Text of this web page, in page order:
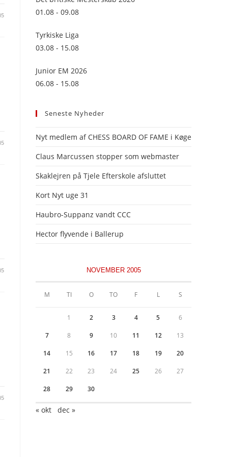
01.08 - 09.08
Tyrkiske Liga
03.08 - 15.08
Junior EM 2026
06.08 - 15.08
Seneste Nyheder
Nyt medlem af CHESS BOARD OF FAME i Køge
Claus Marcussen stopper som webmaster
Skaklejren på Tjele Efterskole afsluttet
Kort Nyt uge 31
Haubro-Suppanz vandt CCC
Hector flyvende i Ballerup
NOVEMBER 2005
M TI O TO F L S
1 2 3 4 5 6
7 8 9 10 11 12 13
14 15 16 17 18 19 20
21 22 23 24 25 26 27
28 29 30
« okt dec »